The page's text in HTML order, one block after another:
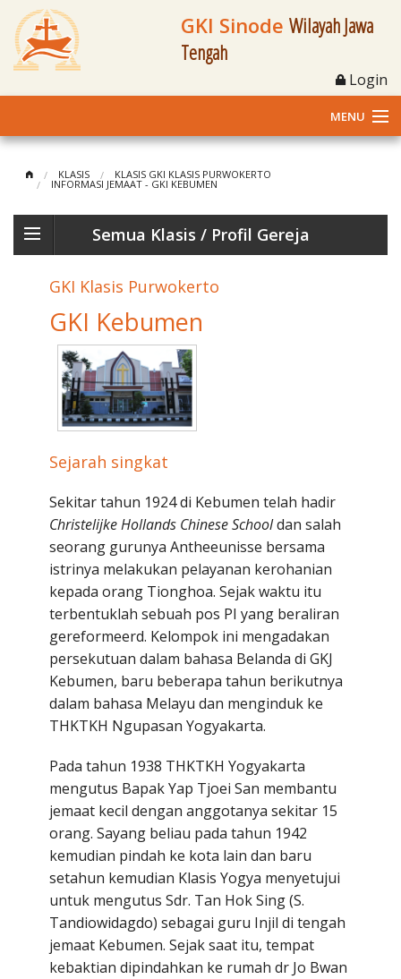
GKI Sinode Wilayah Jawa
Tengah
Login
MENU
Klasis dan Jemaat
Berita Kegiatan
Fasilitas
Penerbitan
KLASIS KLASIS GKI KLASIS PURWOKERTO
INFORMASI JEMAAT - GKI KEBUMEN
Semua Klasis / Profil Gereja
GKI Klasis Purwokerto
GKI Kebumen
Sejarah singkat
Sekitar tahun 1924 di Kebumen telah hadir
Christelijke Hollands Chinese Schooldan salah
seorang gurunya Antheeunisse bersama
istrinya melakukan pelayanan kerohanian
kepada orang Tionghoa. Sejak waktu itu
terbentuklah sebuah pos PI yang beraliran
gere­formeerd. Kelompok ini mengadakan
persekutuan dalam bahasa Belan­da di GKJ
Kebumen, baru beberapa tahun berikutnya
dalam bahasa Melayu dan menginduk ke
THKTKH Ngupasan Yogyakarta.
Pada tahun 1938 THKTKH Yogyakarta
mengutus Bapak Yap Tjoei San membantu
jemaat kecil dengan anggotanya sekitar 15
orang. Sayang beliau pada tahun 1942
kemudian pindah ke kota lain dan baru
setahun kemudian Klasis Yogya menyetujui
untuk mengutus Sdr. Tan Hok Sing (S.
Tandiowidagdo) sebagai guru Injil di tengah
jemaat Kebumen. Sejak saat itu, tempat
kebaktian dipindahkan ke rumah dr Jo Bwan